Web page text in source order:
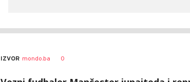
IZVOR mondo.ba 0